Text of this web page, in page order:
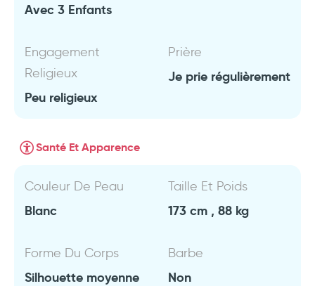
Avec 3 Enfants
Engagement
Religieux
Peu religieux
Prière
Je prie régulièrement
Santé Et Apparence
Couleur De Peau
Blanc
Taille Et Poids
173 cm , 88 kg
Forme Du Corps
Silhouette moyenne
Barbe
Non